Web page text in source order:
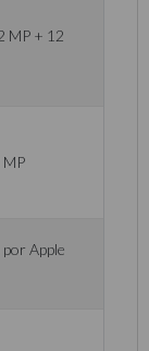
MP + 12
Apple